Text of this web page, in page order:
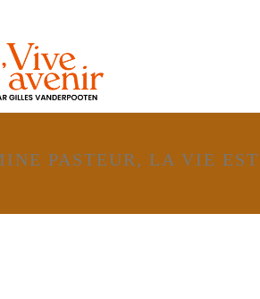
PASTEUR, LA VIE